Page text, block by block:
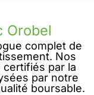
Orobel
complet de
Nos
par la
par notre
boursable.